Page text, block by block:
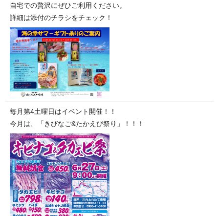
自宅での贅沢にぜひご利用ください。
詳細は添付のチラシをチェック！
毎月第4土曜日はイベント開催！！
今月は、「きびなご&たかえび祭り」！！！